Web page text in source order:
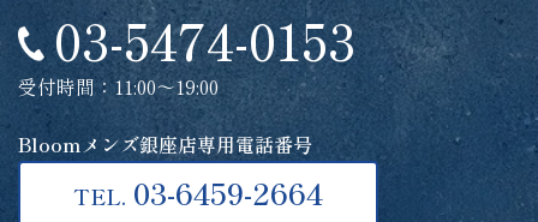
03-5474-0153
受付時間：11:00～19:00
Bloomメンズ銀座店専用電話番号
TEL. 03-6459-2664